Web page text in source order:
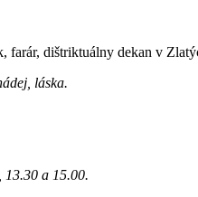
farár, dištriktuálny dekan v
láska.
13.30 a 15.00.